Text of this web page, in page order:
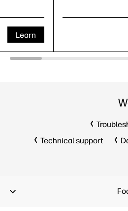
Learn
Technical support